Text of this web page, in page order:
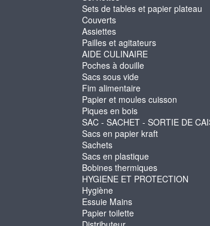
Sets de tables et papier plateau
Couverts
Assiettes
Pailles et agitateurs
AIDE CULINAIRE
Poches à douille
Sacs sous vide
Fim alimentaire
Papier et moules cuisson
Piques en bois
SAC - SACHET - SORTIE DE
Sacs en papier kraft
Sachets
Sacs en plastique
Bobines thermiques
HYGIENE ET PROTECTION
Hygiène
Essuie Mains
Papier toilette